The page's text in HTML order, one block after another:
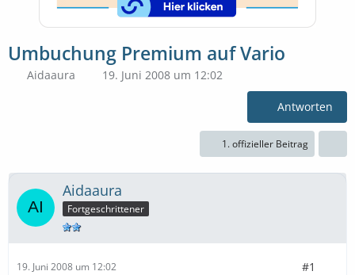
Umbuchung Premium auf Vario
Aidaaura 19. Juni 2008 um 12:02
Antworten
1. offizieller Beitrag
Aidaaura
Fortgeschrittener
19. Juni 2008 um 12:02 #1